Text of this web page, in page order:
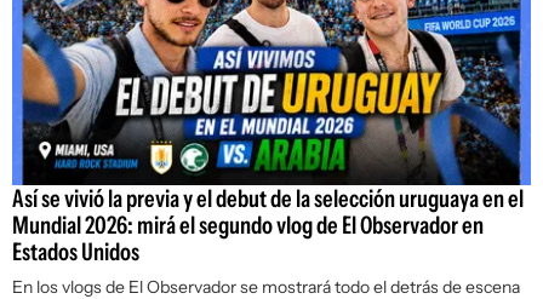
Así se vivió la previa y el debut de la selección uruguaya en el
Mundial 2026: mirá el segundo vlog de El Observador en
Estados Unidos
En los vlogs de El Observador se mostrará todo el detrás de escena